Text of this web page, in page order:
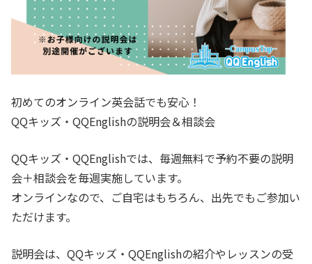
初めてのオンライン英会話でも安心！
QQキッズ・QQEnglishの説明会＆相談会
QQキッズ・QQEnglishでは、毎週無料で予約不要の説明
会＋相談会を毎週実施しています。
オンラインなので、ご自宅はもちろん、出先でもご参加い
ただけます。
説明会は、QQキッズ・QQEnglishの紹介やレッスンの受